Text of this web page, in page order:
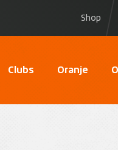
Shop
Clubs Oranje